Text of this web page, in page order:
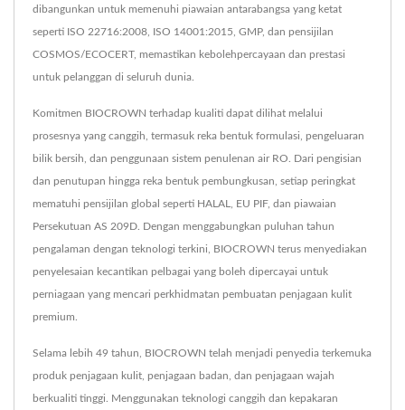
dibangunkan untuk memenuhi piawaian antarabangsa yang ketat
seperti ISO 22716:2008, ISO 14001:2015, GMP, dan pensijilan
COSMOS/ECOCERT, memastikan kebolehpercayaan dan prestasi
untuk pelanggan di seluruh dunia.
Komitmen BIOCROWN terhadap kualiti dapat dilihat melalui
prosesnya yang canggih, termasuk reka bentuk formulasi, pengeluaran
bilik bersih, dan penggunaan sistem penulenan air RO. Dari pengisian
dan penutupan hingga reka bentuk pembungkusan, setiap peringkat
mematuhi pensijilan global seperti HALAL, EU PIF, dan piawaian
Persekutuan AS 209D. Dengan menggabungkan puluhan tahun
pengalaman dengan teknologi terkini, BIOCROWN terus menyediakan
penyelesaian kecantikan pelbagai yang boleh dipercayai untuk
perniagaan yang mencari perkhidmatan pembuatan penjagaan kulit
premium.
Selama lebih 49 tahun, BIOCROWN telah menjadi penyedia terkemuka
produk penjagaan kulit, penjagaan badan, dan penjagaan wajah
berkualiti tinggi. Menggunakan teknologi canggih dan kepakaran